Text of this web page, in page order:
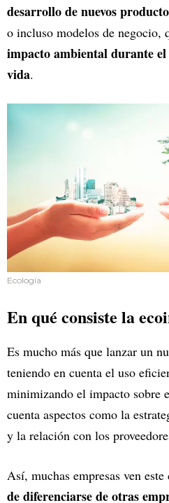
desarrollo de nuevos
o incluso modelos de negocio,
impacto ambiental durante
vida.
Ecología
En qué consiste la
Es mucho más que lanzar un
teniendo en cuenta el uso
minimizando el impacto sobre
cuenta aspectos como la
y la relación con los
Así, muchas empresas ven
de diferenciarse de otras